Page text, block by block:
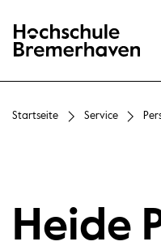
Hochschule Bremerhaven
Startseite Service
Heide